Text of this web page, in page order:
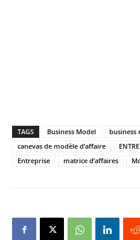
TAGS Business Model business
canevas de modèle d’affaire
Entreprise
matrice d’affaires